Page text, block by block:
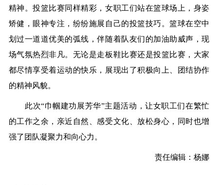
精神。投篮比赛同样精彩，女职工们站在篮球场上，身姿
矫健，眼神专注，纷纷施展自己的投篮技巧。篮球在空中
划过一道道优美的弧线，伴随着队友们的加油助威声，现
场气氛热烈非凡。无论是走板鞋比赛还是投篮比赛，大家
都尽情享受着运动的快乐，展现出了积极向上、团结协作
的精神风貌。
此次“巾帼建功展芳华”主题活动，让女职工们在繁忙
的工作之余，亲近自然、感受文化、放松身心，同时也增
强了团队凝聚力和向心力。
责任编辑：杨娜